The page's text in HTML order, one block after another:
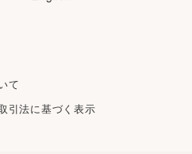
て
引法に基づく表示